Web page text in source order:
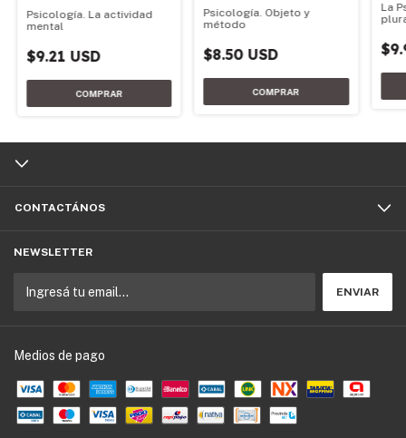
Psicología. La actividad
mental
$9.21 USD
Psicología. Objeto y
método
$8.50 USD
La
CONTACTÁNOS
NEWSLETTER
Medios de pago